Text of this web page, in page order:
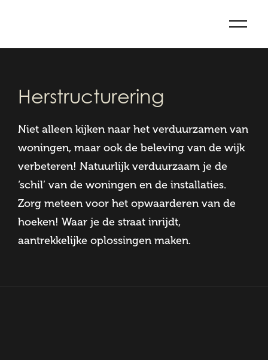
Herstructurering
Niet alleen kijken naar het verduurzamen van
woningen, maar ook de beleving van de wijk
verbeteren! Natuurlijk verduurzaam je de
‘schil’ van de woningen en de installaties.
Zorg meteen voor het opwaarderen van de
hoeken! Waar je de straat inrijdt,
aantrekkelijke oplossingen maken.